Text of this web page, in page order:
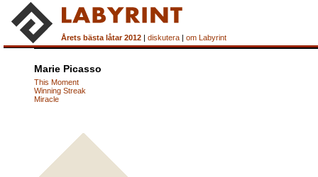
Årets bästa låtar 2012 | diskutera | om Labyrint
Marie Picasso
This Moment
Winning Streak
Miracle